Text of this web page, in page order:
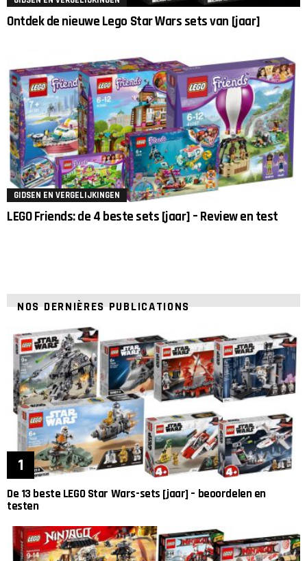
Ontdek de nieuwe Lego Star Wars sets van [jaar]
GIDSEN EN VERGELIJKINGEN
LEGO Friends: de 4 beste sets [jaar] – Review en test
NOS DERNIÈRES PUBLICATIONS
De 13 beste LEGO Star Wars-sets [jaar] – beoordelen en
testen